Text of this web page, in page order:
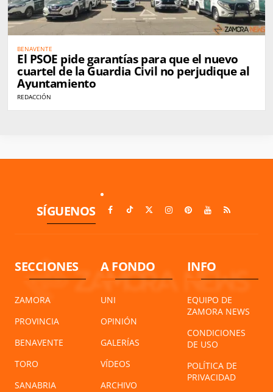
BENAVENTE
El PSOE pide garantías para que el nuevo
cuartel de la Guardia Civil no perjudique al
Ayuntamiento
REDACCIÓN
SÍGUENOS
SECCIONES
ZAMORA
PROVINCIA
BENAVENTE
TORO
SANABRIA
A FONDO
UNI
OPINIÓN
GALERÍAS
VÍDEOS
ARCHIVO
INFO
EQUIPO DE
ZAMORA NEWS
CONDICIONES
DE USO
POLÍTICA DE
PRIVACIDAD